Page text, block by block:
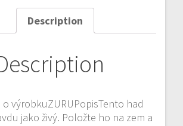
Description
výrobkuZURUPopisTento had
jako živý. Položte ho na zem a